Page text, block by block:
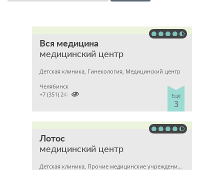
Вся медицина
медицинский центр
Детская клиника, Гинекология, Медицинский центр
Ещё
3
Челябинск

+7 (351) 2400303
Лотос
медицинский центр
Детская клиника, Прочие медицинские учреждения, Гинекология